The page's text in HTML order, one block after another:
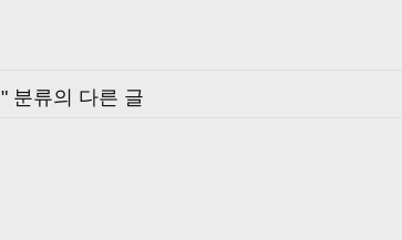
" 분류의 다른 글